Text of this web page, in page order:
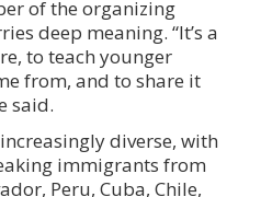
of the organizing
deep meaning. “It’s a
to teach younger
from, and to share it
said.
diverse, with
immigrants from
Peru, Cuba, Chile,